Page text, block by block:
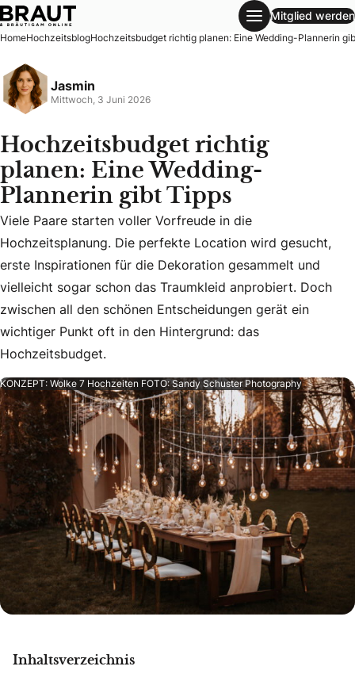
Hochzeitsbudget richtig planen: Eine Wedding-Plannerin
Mitglied werden
HomeHochzeitsblogHochzeitsbudget richtig planen: Eine Wedding-Plannerin
Jasmin
Mittwoch, 3 Juni 2026
Hochzeitsbudget richtig
planen: Eine Wedding-
Plannerin gibt Tipps
Viele Paare starten voller Vorfreude in die
Viele Paare starten voller Vorfreude in die
Hochzeitsplanung. Die perfekte Location wird gesucht,
erste Inspirationen für die Dekoration gesammelt und
vielleicht sogar schon das Traumkleid anprobiert. Doch
zwischen all den schönen Entscheidungen gerät ein
wichtiger Punkt oft in den Hintergrund: das
Hochzeitsbudget.
KONZEPT: Wolke 7 Hochzeiten FOTO: Sandy Schuster Photography
Inhaltsverzeichnis